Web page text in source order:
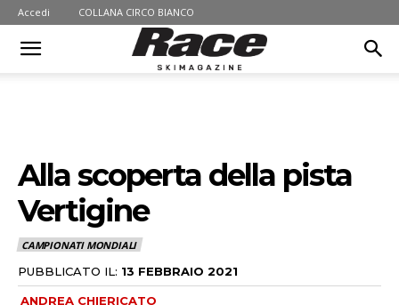
Accedi COLLANA CIRCO BIANCO
Alla scoperta della pista
Vertigine
CAMPIONATI MONDIALI
PUBBLICATO IL: 13 FEBBRAIO 2021
ANDREA CHIERICATO